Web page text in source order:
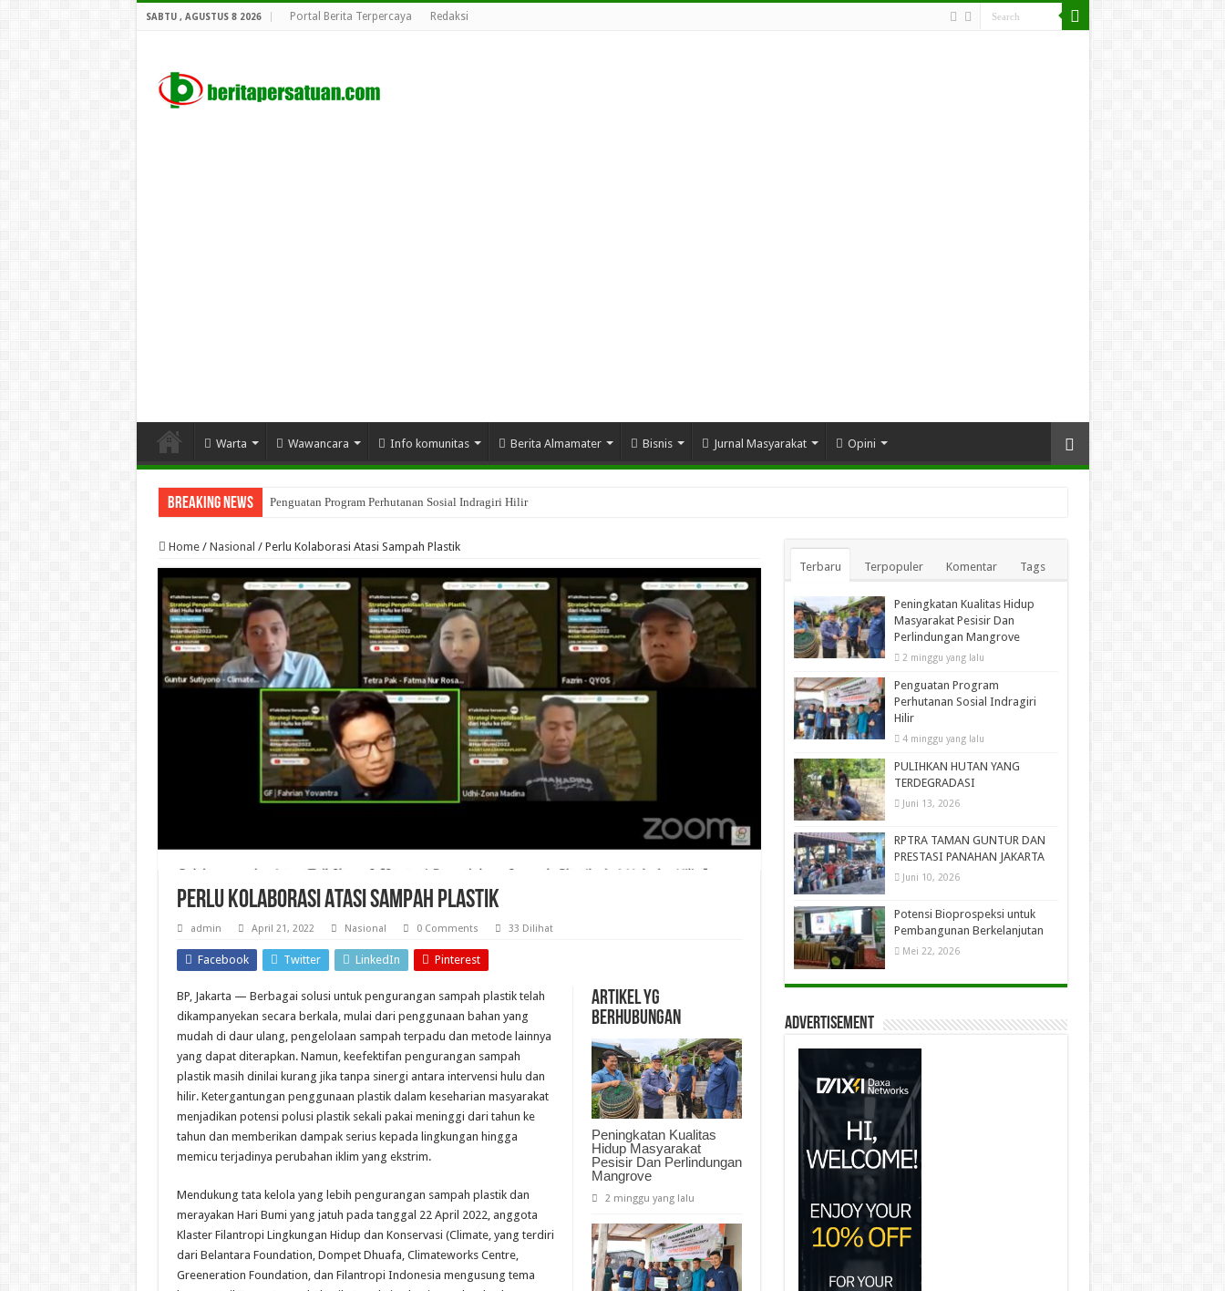
SABTU , AGUSTUS 8 2026 Portal Berita Terpercaya Redaksi
Warta Wawancara Info komunitas Berita Almamater Bisnis Jurnal Masyarakat Opini
Breaking News Penguatan Program Perhutanan Sosial Indragiri Hilir
Home / Nasional / Perlu Kolaborasi Atasi Sampah Plastik
Perlu Kolaborasi Atasi Sampah Plastik
admin April 21, 2022 Nasional 0 Comments 33 Dilihat
Facebook Twitter LinkedIn Pinterest
Artikel yg
berhubungan
Peningkatan Kualitas
Hidup Masyarakat
Pesisir Dan Perlindungan
Mangrove
2 minggu yang lalu
BP, Jakarta — Berbagai solusi untuk pengurangan sampah plastik telah
dikampanyekan secara berkala, mulai dari penggunaan bahan yang
mudah di daur ulang, pengelolaan sampah terpadu dan metode lainnya
yang dapat diterapkan. Namun, keefektifan pengurangan sampah
plastik masih dinilai kurang jika tanpa sinergi antara intervensi hulu dan
hilir. Ketergantungan penggunaan plastik dalam keseharian masyarakat
menjadikan potensi polusi plastik sekali pakai meninggi dari tahun ke
tahun dan memberikan dampak serius kepada lingkungan hingga
memicu terjadinya perubahan iklim yang ekstrim.
Mendukung tata kelola yang lebih pengurangan sampah plastik dan
merayakan Hari Bumi yang jatuh pada tanggal 22 April 2022, anggota
Klaster Filantropi Lingkungan Hidup dan Konservasi (Climate, yang terdiri
dari Belantara Foundation, Dompet Dhuafa, Climateworks Centre,
Greeneration Foundation, dan Filantropi Indonesia mengusung tema
Terbaru Terpopuler Komentar Tags
Peningkatan Kualitas Hidup
Masyarakat Pesisir Dan
Perlindungan Mangrove
2 minggu yang lalu
Penguatan Program
Perhutanan Sosial Indragiri
Hilir
4 minggu yang lalu
PULIHKAN HUTAN YANG
TERDEGRADASI
Juni 13, 2026
RPTRA TAMAN GUNTUR DAN
PRESTASI PANAHAN JAKARTA
Juni 10, 2026
Potensi Bioprospeksi untuk
Pembangunan Berkelanjutan
Mei 22, 2026
Advertisement